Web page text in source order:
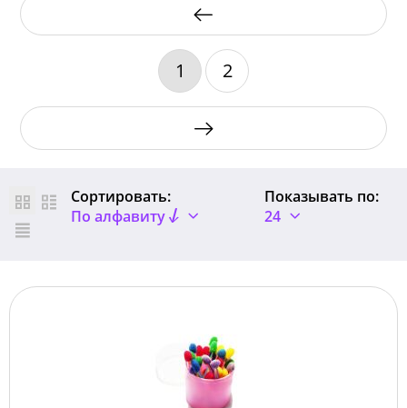
1 2
Сортировать:
По алфавиту
Показывать по:
24